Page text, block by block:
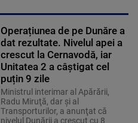
Operațiunea de pe Dunăre a
dat rezultate. Nivelul apei a
crescut la Cernavodă, iar
Unitatea 2 a câștigat cel
puțin 9 zile
Ministrul interimar al Apărării,
Radu Miruţă, dar şi al
Transporturilor, a anunţat că
nivelul Dunării a crescut cu 8